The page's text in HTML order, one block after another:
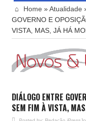
Home »Atualidade
GOVERNO E
VISTA, MAS, JÁ HÁ
DIÁLOGO ENTRE
SEM FIM À VISTA,